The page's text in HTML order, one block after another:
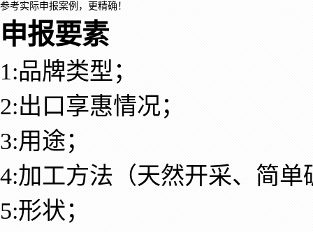
参考实际申报案例，更精确！
申报要素
1:品牌类型；
2:出口享惠情况；
3:用途；
4:加工方法（天然开采、简
5:形状；